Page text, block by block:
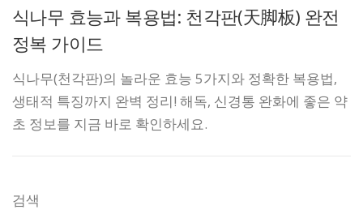
식나무 효능과 복용법: 천각판(天脚板) 완전
정복 가이드
식나무(천각판)의 놀라운 효능 5가지와 정확한 복용법,
생태적 특징까지 완벽 정리! 해독, 신경통 완화에 좋은 약
초 정보를 지금 바로 확인하세요.
검색